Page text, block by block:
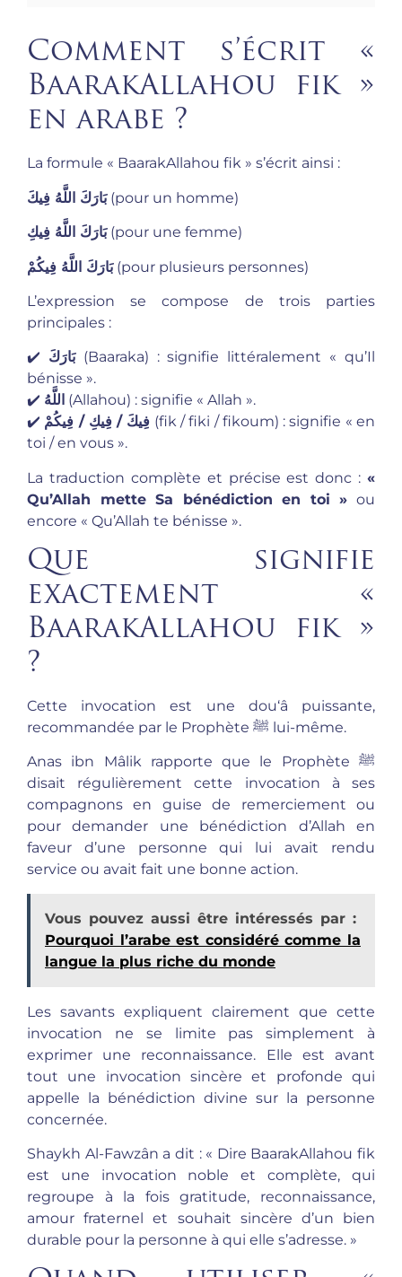
Comment s’écrit «
BaarakAllahou fik »
en arabe ?
La formule « BaarakAllahou fik » s’écrit ainsi :
بَارَكَ اللَّهُ فِيكَ(pour un homme)
بَارَكَ اللَّهُ فِيكِ(pour une femme)
بَارَكَ اللَّهُ فِيكُمْ(pour plusieurs personnes)
L’expression se compose de trois parties
principales :
✔️ بَارَكَ(Baaraka) : signifie littéralement « qu’Il
bénisse ».
✔️ اللَّهُ (Allahou) : signifie « Allah ».
✔️ فِيكَ / فِيكِ / فِيكُمْ (fik / fiki / fikoum) : signifie « en
toi / en vous ».
La traduction complète et précise est donc : «
Qu’Allah mette Sa bénédiction en toi » ou
encore « Qu’Allah te bénisse ».
Que signifie
exactement «
BaarakAllahou fik »
?
Cette invocation est une dou‘â puissante,
recommandée par le Prophète ﷺ lui-même.
Anas ibn Mâlik rapporte que le Prophète ﷺ
disait régulièrement cette invocation à ses
compagnons en guise de remerciement ou
pour demander une bénédiction d’Allah en
faveur d’une personne qui lui avait rendu
service ou avait fait une bonne action.
Vous pouvez aussi être intéressés par :
Pourquoi l’arabe est considéré comme la
langue la plus riche du monde
Les savants expliquent clairement que cette
invocation ne se limite pas simplement à
exprimer une reconnaissance. Elle est avant
tout une invocation sincère et profonde qui
appelle la bénédiction divine sur la personne
concernée.
Shaykh Al-Fawzân a dit : « Dire BaarakAllahou fik
est une invocation noble et complète, qui
regroupe à la fois gratitude, reconnaissance,
amour fraternel et souhait sincère d’un bien
durable pour la personne à qui elle s’adresse. »